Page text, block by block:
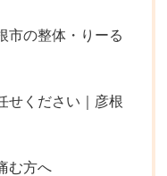
市の整体・りーる
せください｜彦根
む方へ